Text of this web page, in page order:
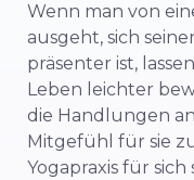
Wenn man von
ausgeht, sich
präsenter ist,
Leben leichter
die Handlungen
Mitgefühl für sie
Yogapraxis für